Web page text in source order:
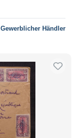
Gewerblicher Händler